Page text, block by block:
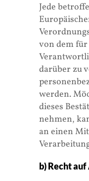
Jede
von dem
darüber zu
werden.
dieses
nehmen,
an einen
b) Recht